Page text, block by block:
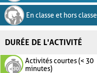
En classe et hors classe
DURÉE DE L'ACTIVITÉ
Activités courtes (< 30
minutes)